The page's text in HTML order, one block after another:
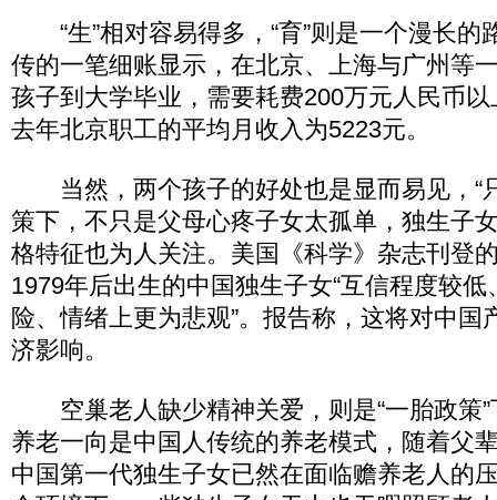
“生”相对容易得多，“育”则是一个漫长的
传的一笔细账显示，在北京、上海与广州等
孩子到大学毕业，需要耗费200万元人民币
去年北京职工的平均月收入为5223元。
当然，两个孩子的好处也是显而易见，“
策下，不只是父母心疼子女太孤单，独生子
格特征也为人关注。美国《科学》杂志刊登
1979年后出生的中国独生子女“互信程度较
险、情绪上更为悲观”。报告称，这将对中国
济影响。
空巢老人缺少精神关爱，则是“一胎政策”
养老一向是中国人传统的养老模式，随着父
中国第一代独生子女已然在面临赡养老人的